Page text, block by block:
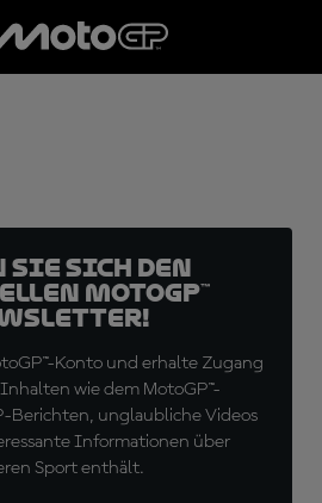
Sie sich den
MotoGP™
Konto und erhalte Zugang
wie dem MotoGP™-
Berichten, unglaubliche Videos
Informationen über
Sport enthält.